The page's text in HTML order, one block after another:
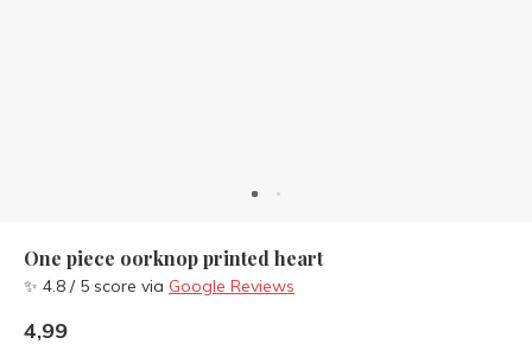
One piece oorknop printed heart
✨ 4.8 / 5 score via Google Reviews
4,99